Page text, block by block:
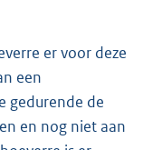
er voor deze
een
gedurende de
en nog niet aan